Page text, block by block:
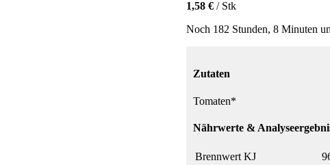
1,58 € / Stk
Noch 182 Stunden, 8 Minuten
Zutaten
Tomaten*
Nährwerte &
Brennwert KJ